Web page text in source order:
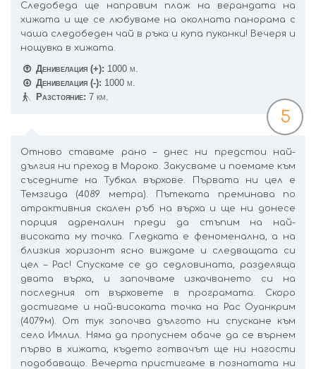
Следобеда ще направим плаж на верандата на
хижата и ще се любуваме на околната панорама с
чаша следобеден чай в ръка и купа пуканки! Вечеря и
нощувка в хижата.
Денивелация (+): 1000 м.
Денивелация (-): 1000 м.
Разстояние: 7 км.
5
Отново ставаме рано – днес ни предстои най-
дългия ни преход в Мароко. Закусваме и поемаме към
съседните на Тубкал върхове. Първата ни цел е
Темзгида (4089 метра). Пътеката преминава по
атрактивния скален ръб на върха и ще ни донесе
порция адреналин преди да стъпим на най-
високата му точка. Гледката е феноменална, а на
близкия хоризонт ясно виждаме и следващата си
цел – Рас! Спускаме се до седловината, разделяща
двата върха, и започваме изкачването си на
последния от върховете в програмата. Скоро
достигаме и най-високата точка на Рас Оуанкрим
(4079м). От тук започва дългото ни спускане към
село Имлил. Няма да пропуснем обаче да се върнем
първо в хижата, където готвачът ще ни нагости
подобаващо. Вечерта пристигаме в познатата ни